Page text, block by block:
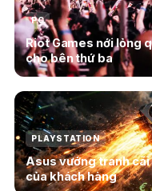
PC
Riot Games nới lỏng
cho bên thứ ba
PLAYSTATION
Asus vướng tranh cãi
của khách hàng